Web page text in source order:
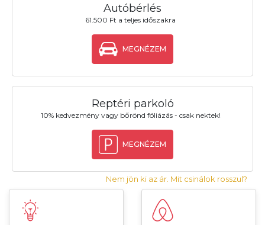
Autóbérlés
61.500 Ft a teljes időszakra
MEGNÉZEM
Reptéri parkoló
10% kedvezmény vagy bőrönd fóliázás - csak nektek!
MEGNÉZEM
Nem jön ki az ár. Mit csinálok rosszul?